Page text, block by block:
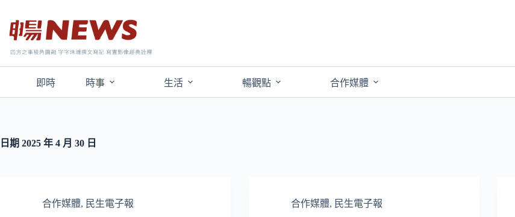
即時 時事 生活 暢觀點 合作媒體
日期 2025 年 4 月 30 日
合作媒體, 民生電子報 合作媒體, 民生電子報